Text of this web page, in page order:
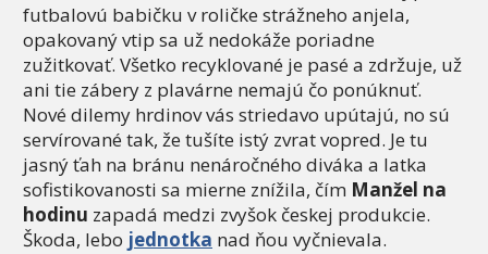
futbalovú babičku v roličke strážneho anjela,
opakovaný vtip sa už nedokáže poriadne
zužitkovať. Všetko recyklované je pasé a zdržuje, už
ani tie zábery z plavárne nemajú čo ponúknuť.
Nové dilemy hrdinov vás striedavo upútajú, no sú
servírované tak, že tušíte istý zvrat vopred. Je tu
jasný ťah na bránu nenáročného diváka a latka
sofistikovanosti sa mierne znížila, čím Manžel na
hodinu zapadá medzi zvyšok českej produkcie.
Škoda, lebo jednotka nad ňou vyčnievala.